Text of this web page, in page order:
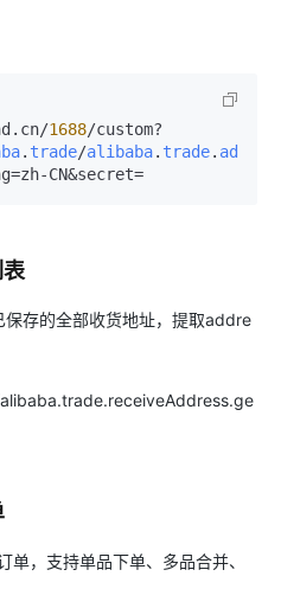
1688/custom?
. trade/alibaba. trade.
保存的全部收货地址，提取addre
单，支持单品下单、多品合并、